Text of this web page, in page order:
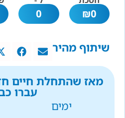
0
₪
0
שיתוף מהיר
מאז שהתחלת חיים
עברו
ימים